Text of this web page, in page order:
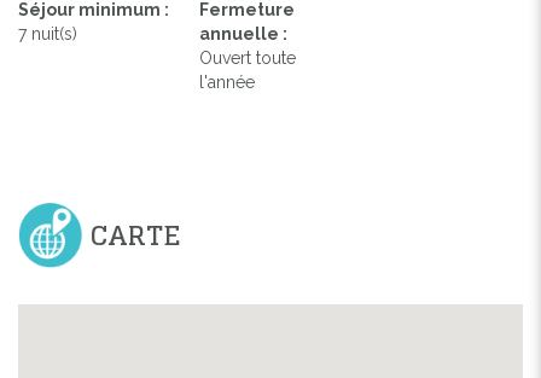
Séjour minimum :
7 nuit(s)
Fermeture
annuelle :
Ouvert toute
l'année
CARTE